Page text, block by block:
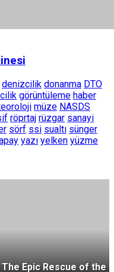
denizcilik donanma DTO
görüntüleme haber
müze NASDS
röprtaj rüzgar sanayi
sörf ssi sualtı sünger
yazı yelken yüzme
The Epic Rescue of the